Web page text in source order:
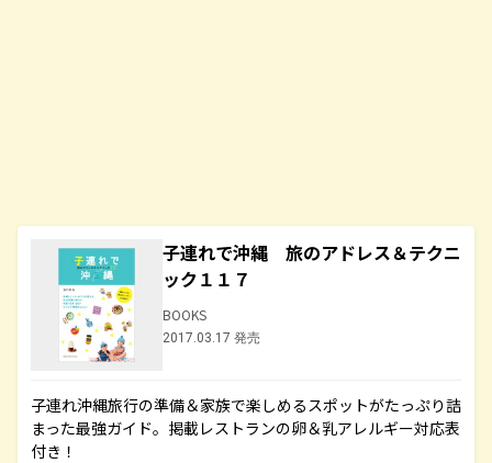
子連れで沖縄 旅のアドレス＆テクニ
ック１１７
BOOKS
2017.03.17 発売
子連れ沖縄旅行の準備＆家族で楽しめるスポットがたっぷり詰
まった最強ガイド。掲載レストランの卵＆乳アレルギー対応表
付き！